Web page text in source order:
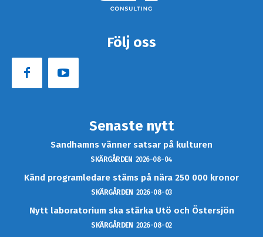
Följ oss
Senaste nytt
Sandhamns vänner satsar på kulturen
SKÄRGÅRDEN 2026-08-04
Känd programledare stäms på nära 250 000 kronor
SKÄRGÅRDEN 2026-08-03
Nytt laboratorium ska stärka Utö och Östersjön
SKÄRGÅRDEN 2026-08-02